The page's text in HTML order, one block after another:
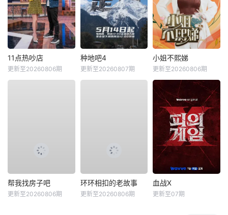
11点热吵店
更新至20260806期
种地吧4
更新至20260807期
小姐不熙娣
更新至20260806期
帮我找房子吧
更新至20260806期
环环相扣的老故事
更新至20260806期
血战X
更新至07期